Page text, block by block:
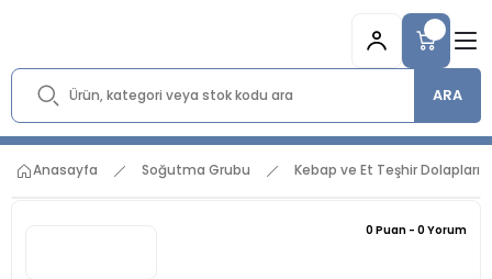
ARA
Anasayfa Soğutma Grubu Kebap ve Et Teşhir Dolapları
0 Puan - 0 Yorum